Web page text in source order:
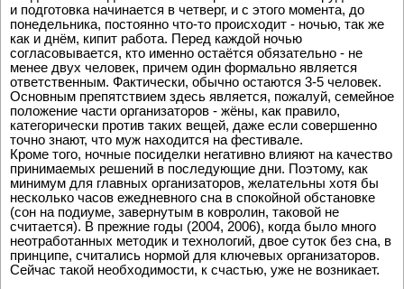
и подготовка начинается в четверг, и с этого момента, до
понедельника, постоянно что-то происходит - ночью, так же
как и днём, кипит работа. Перед каждой ночью
согласовывается, кто именно остаётся обязательно - не
менее двух человек, причем один формально является
ответственным. Фактически, обычно остаются 3-5 человек.
Основным препятствием здесь является, пожалуй, семейное
положение части организаторов - жёны, как правило,
категорически против таких вещей, даже если совершенно
точно знают, что муж находится на фестивале.
Кроме того, ночные посиделки негативно влияют на качество
принимаемых решений в последующие дни. Поэтому, как
минимум для главных организаторов, желательны хотя бы
несколько часов ежедневного сна в спокойной обстановке
(сон на подиуме, завернутым в ковролин, таковой не
считается). В прежние годы (2004, 2006), когда было много
неотработанных методик и технологий, двое суток без сна, в
принципе, считались нормой для ключевых организаторов.
Сейчас такой необходимости, к счастью, уже не возникает.